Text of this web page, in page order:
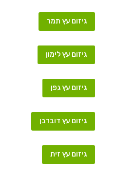
גיזום עץ תמר
גיזום עץ לימון
גיזום עץ גפן
גיזום עץ דובדבן
גיזום עץ זית